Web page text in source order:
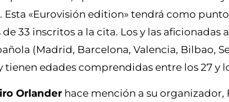
Esta «Eurovisión edition» tendrá como
33 inscritos a la cita. Los y las
(Madrid, Barcelona, Valencia, Bilbao,
tienen edades comprendidas entre los 27 y
Orlander hace mención a su